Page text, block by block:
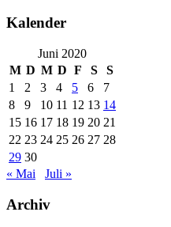
Kalender
Juni 2020
M D M D F S
S
1
2 3 4 5 6
7
8
9 10 11 12 13 14
15 16 17 18 19 20 21
22 23 24 25 26 27 28
29 30
« Mai
Juli »
Archiv